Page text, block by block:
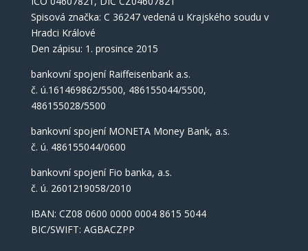
Spisová značka: C 36247 vedená u Krajského soudu v
Hradci Králové
Den zápisu: 1. prosince 2015
bankovní spojení Raiffeisenbank a.s.
č. ú.161469862/5500, 486155044/5500,
486155028/5500
bankovní spojení MONETA Money Bank, a.s.
č. ú. 486155044/0600
bankovní spojení Fio banka, a.s.
č. ú. 2601219058/2010
IBAN: CZ08 0600 0000 0004 8615 5044
BIC/SWIFT: AGBACZPP